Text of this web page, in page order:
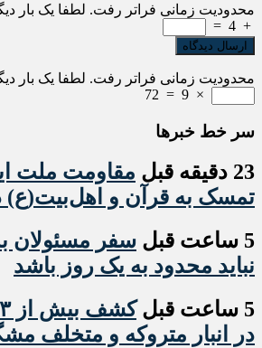
محدودیت زمانی فراتر رفت. لطفا یک بار
+
4
=
محدودیت زمانی فراتر رفت. لطفا یک بار
×
9
=
72
سر خط خبرها
23 دقیقه قبل
مقاومت ملت
تمسک به قرآن و اهل‌بیت(ع)
5 ساعت قبل
سفر مسئولان
نباید محدود به یک روز باشد
5 ساعت قبل
در انبار متروکه و متخلف